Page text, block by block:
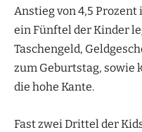
Anstieg von 4,5 Prozent
ein Fünftel der Kinder
Taschengeld,
zum Geburtstag, sowie
die hohe Kante.
Fast zwei Drittel der